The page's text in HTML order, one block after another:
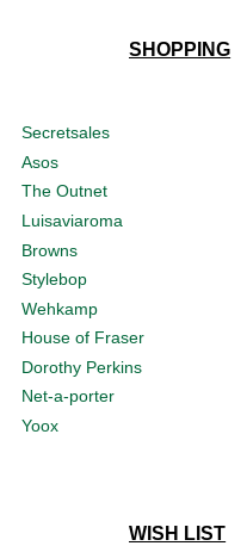
SHOPPING
Secretsales
Asos
The Outnet
Luisaviaroma
Browns
Stylebop
Wehkamp
House of Fraser
Dorothy Perkins
Net-a-porter
Yoox
WISH LIST